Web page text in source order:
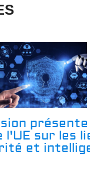
l'UE sur les
et